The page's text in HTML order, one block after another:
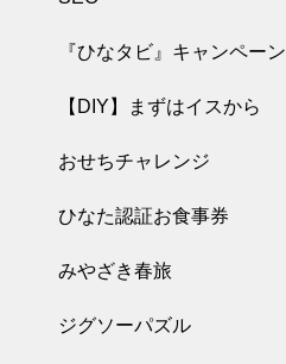
『ひなタビ』キャンペーン
【DIY】まずはイスから
おせちチャレンジ
ひなた認証お食事券
みやざき春旅
ジグソーパズル